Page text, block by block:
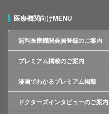
医療機関向けMENU
無料医療機関会員登録のご案内
プレミアム掲載のご案内
漫画でわかるプレミアム掲載
ドクターズインタビューのご案内